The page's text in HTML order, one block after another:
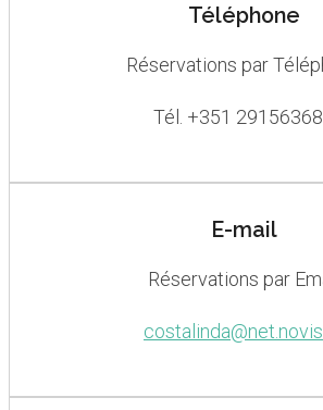
Téléphone
Réservations par
Tél. +351
E-mail
Réservations par